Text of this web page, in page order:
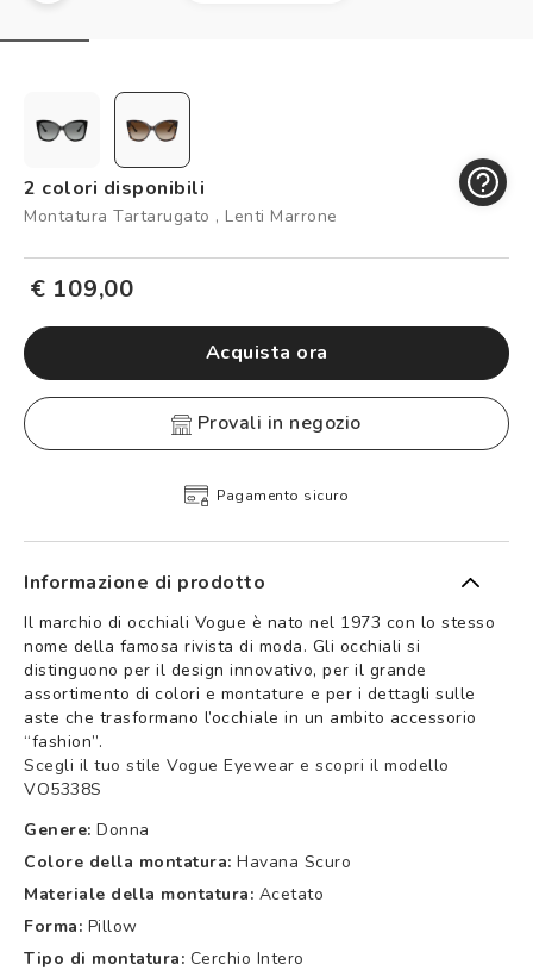
Controllo visivo
Logout
2 colori disponibili
Montatura Tartarugato , Lenti Marrone
€ 109,00
Acquista ora
provali in negozio
Pagamento sicuro
Informazione di prodotto
Il marchio di occhiali Vogue è nato nel 1973 con lo stesso
nome della famosa rivista di moda. Gli occhiali si
distinguono per il design innovativo, per il grande
assortimento di colori e montature e per i dettagli sulle
aste che trasformano l’occhiale in un ambito accessorio
“fashion”.
Scegli il tuo stile Vogue Eyewear e scopri il modello
VO5338S
Genere: Donna
Colore della montatura: Havana Scuro
Materiale della montatura: Acetato
Forma: Pillow
Tipo di montatura: Cerchio Intero